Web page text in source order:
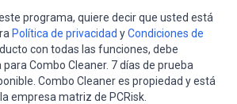
programa, quiere decir que usted está
Política de privacidad yCondiciones de
con todas las funciones, debe
Combo Cleaner. 7 días de prueba
Combo Cleaner es propiedad y está
empresa matriz de PCRisk.